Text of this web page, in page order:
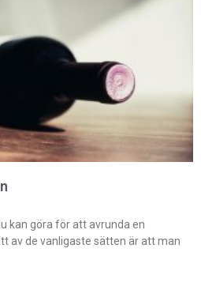
kan göra för att avrunda en
av de vanligaste sätten är att man